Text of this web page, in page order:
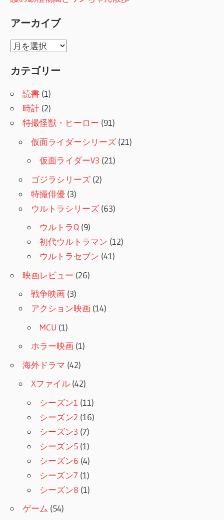
アーカイブ
ア
カ
カテゴリー
読書 (1)
時計 (2)
特撮怪獣・ヒーロー (91)
仮面ライダーシリーズ (21)
仮面ライダーV3 (21)
ゴジラシリーズ (2)
特撮俳優 (3)
ウルトラシリーズ (63)
ウルトラQ (9)
初代ウルトラマン (12)
ウルトラセブン (41)
映画レビュー (26)
戦争映画 (3)
アクション映画 (14)
MCU (1)
ホラー映画 (1)
海外ドラマ (42)
Xファイル (42)
シーズン1 (11)
シーズン2 (16)
シーズン3 (7)
シーズン5 (1)
シーズン6 (4)
シーズン7 (1)
シーズン8 (1)
ゲーム (54)